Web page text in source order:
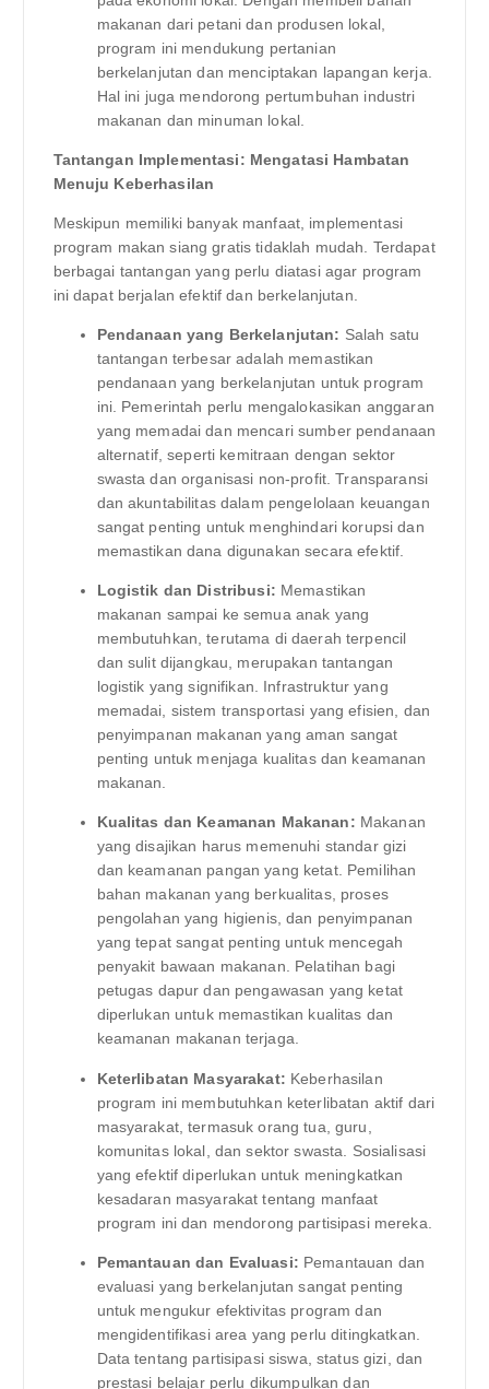
makanan dari petani dan produsen lokal,
program ini mendukung pertanian
berkelanjutan dan menciptakan lapangan kerja.
Hal ini juga mendorong pertumbuhan industri
makanan dan minuman lokal.
Tantangan Implementasi: Mengatasi Hambatan
Menuju Keberhasilan
Meskipun memiliki banyak manfaat, implementasi
program makan siang gratis tidaklah mudah. Terdapat
berbagai tantangan yang perlu diatasi agar program
ini dapat berjalan efektif dan berkelanjutan.
Pendanaan yang Berkelanjutan: Salah satu
tantangan terbesar adalah memastikan
pendanaan yang berkelanjutan untuk program
ini. Pemerintah perlu mengalokasikan anggaran
yang memadai dan mencari sumber pendanaan
alternatif, seperti kemitraan dengan sektor
swasta dan organisasi non-profit. Transparansi
dan akuntabilitas dalam pengelolaan keuangan
sangat penting untuk menghindari korupsi dan
memastikan dana digunakan secara efektif.
Logistik dan Distribusi: Memastikan
makanan sampai ke semua anak yang
membutuhkan, terutama di daerah terpencil
dan sulit dijangkau, merupakan tantangan
logistik yang signifikan. Infrastruktur yang
memadai, sistem transportasi yang efisien, dan
penyimpanan makanan yang aman sangat
penting untuk menjaga kualitas dan keamanan
makanan.
Kualitas dan Keamanan Makanan: Makanan
yang disajikan harus memenuhi standar gizi
dan keamanan pangan yang ketat. Pemilihan
bahan makanan yang berkualitas, proses
pengolahan yang higienis, dan penyimpanan
yang tepat sangat penting untuk mencegah
penyakit bawaan makanan. Pelatihan bagi
petugas dapur dan pengawasan yang ketat
diperlukan untuk memastikan kualitas dan
keamanan makanan terjaga.
Keterlibatan Masyarakat: Keberhasilan
program ini membutuhkan keterlibatan aktif dari
masyarakat, termasuk orang tua, guru,
komunitas lokal, dan sektor swasta. Sosialisasi
yang efektif diperlukan untuk meningkatkan
kesadaran masyarakat tentang manfaat
program ini dan mendorong partisipasi mereka.
Pemantauan dan Evaluasi: Pemantauan dan
evaluasi yang berkelanjutan sangat penting
untuk mengukur efektivitas program dan
mengidentifikasi area yang perlu ditingkatkan.
Data tentang partisipasi siswa, status gizi, dan
prestasi belajar perlu dikumpulkan dan